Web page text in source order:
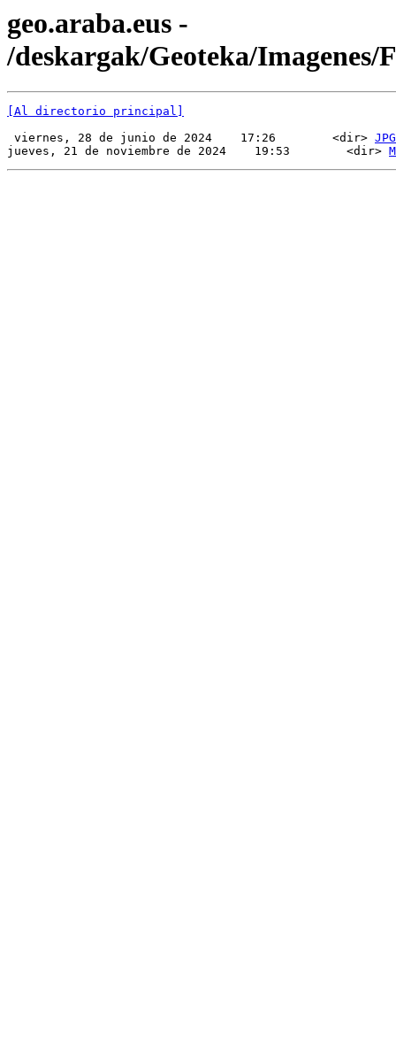
geo.araba.eus -
/deskargak/Geoteka/Imagenes/
[Al directorio principal]
viernes, 28 de junio de 2024    17:26        <dir> JPG
jueves, 21 de noviembre de 2024    19:53        <dir>